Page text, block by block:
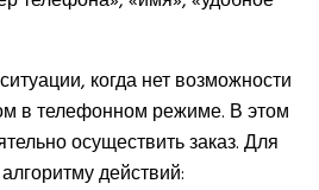
когда нет возможности
в телефонном режиме. В этом
осуществить заказ. Для
действий: